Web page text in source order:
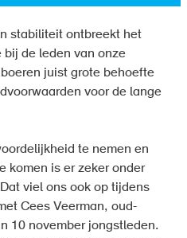
stabiliteit ontbreekt het
bij de leden van onze
juist grote behoefte
voor de lange
te nemen en
komen is er zeker onder
viel ons ook op tijdens
Cees Veerman, oud-
10 november jongstleden.